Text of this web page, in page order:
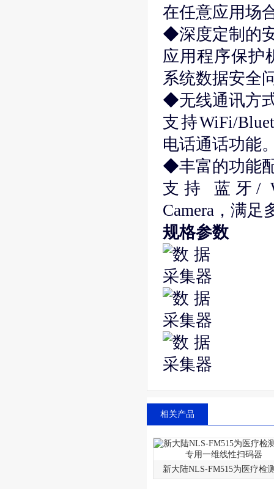
在任意应用场
◆深度定制的
应用程序保护
系统数据安全
◆无线通讯方
支持WiFi/
电话通话功能
◆丰富的功能
支持 蓝牙/
Camera，满足
规格参数
相关产品
新大陆NLS-FM515为医疗检